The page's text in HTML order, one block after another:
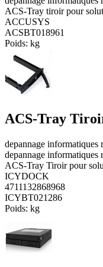
ACS-Tray tiroir pour
ACCUSYS
ACSBT018961
Poids: kg
ACS-Tray
depannage
depannage
ACS-Tray Tiroir pour
ICYDOCK
4711132868968
ICYBT021286
Poids: kg